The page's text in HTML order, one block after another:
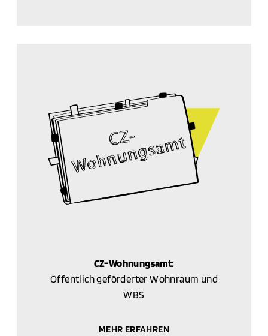
CZ-Wohnungsamt:
Öffentlich geförderter Wohnraum und
WBS
MEHR ERFAHREN